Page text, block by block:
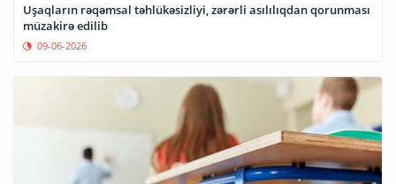
Uşaqların rəqəmsal təhlükəsizliyi, zərərli asılılıqdan qorunması
müzakirə edilib
09-06-2026